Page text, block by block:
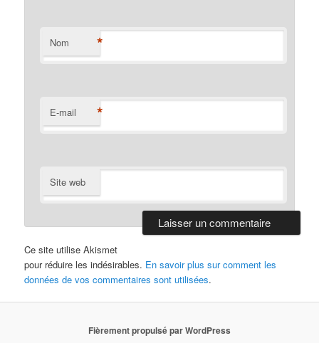
Nom *
E-mail *
Site web
Ce site utilise Akismet
pour réduire les indésirables. En savoir plus sur comment les
données de vos commentaires sont utilisées.
Fièrement propulsé par WordPress